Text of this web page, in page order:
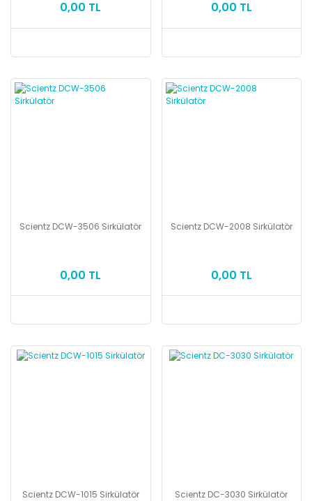
0,00 TL 0,00 TL
Scientz DCW-3506 Sirkülatör
0,00 TL
Scientz DCW-2008 Sirkülatör
0,00 TL
Scientz DCW-1015 Sirkülatör Scientz DC-3030 Sirkülatör